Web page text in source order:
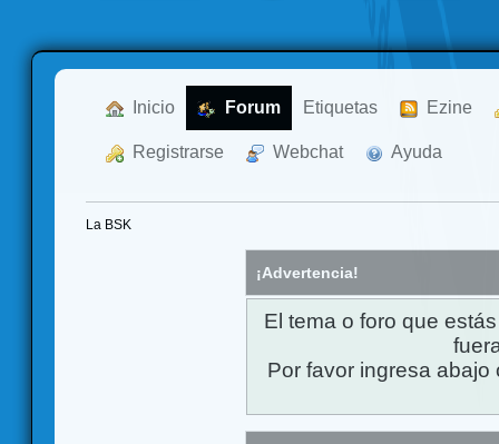
Inicio Forum Etiquetas Ezine
Registrarse Webchat Ayuda
La BSK
¡Advertencia!
El tema o foro que
Por favor ingresa